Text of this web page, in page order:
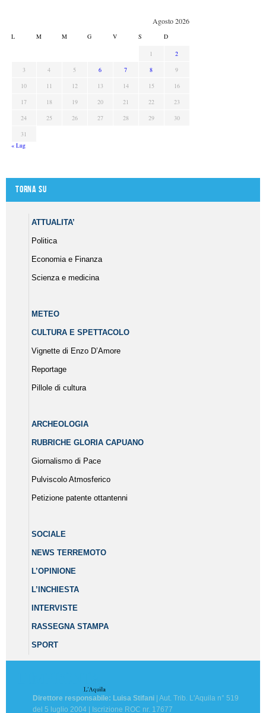
Agosto 2026
L M M G V S D
1
2
3
4 5 6 7 8
9
10
11 12 13 14 15
16
17
18 19 20 21 22
23
24
25 26 27 28 29
30
31
« Lug
Torna su
ATTUALITA’
Politica
Economia e Finanza
Scienza e medicina
METEO
CULTURA E SPETTACOLO
Vignette di Enzo D’Amore
Reportage
Pillole di cultura
ARCHEOLOGIA
RUBRICHE GLORIA CAPUANO
Giornalismo di Pace
Pulviscolo Atmosferico
Petizione patente ottantenni
SOCIALE
NEWS TERREMOTO
L’OPINIONE
L’INCHIESTA
INTERVISTE
RASSEGNA STAMPA
SPORT
Direttore responsabile: Luisa Stifani | Aut. Trib. L'Aquila n° 519
del 5 luglio 2004 | Iscrizione ROC nr. 17677